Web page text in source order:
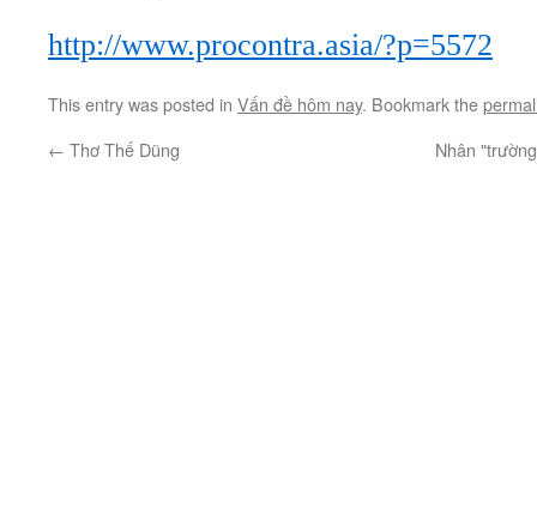
http://www.procontra.asia/?p=5572
This entry was posted in Vấn đề hôm nay. Bookmark the
← Thơ Thế Dũng Nhân